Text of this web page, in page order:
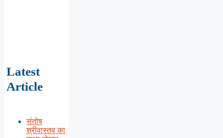
Latest
Article
संतोष
श्रीवास्तव का